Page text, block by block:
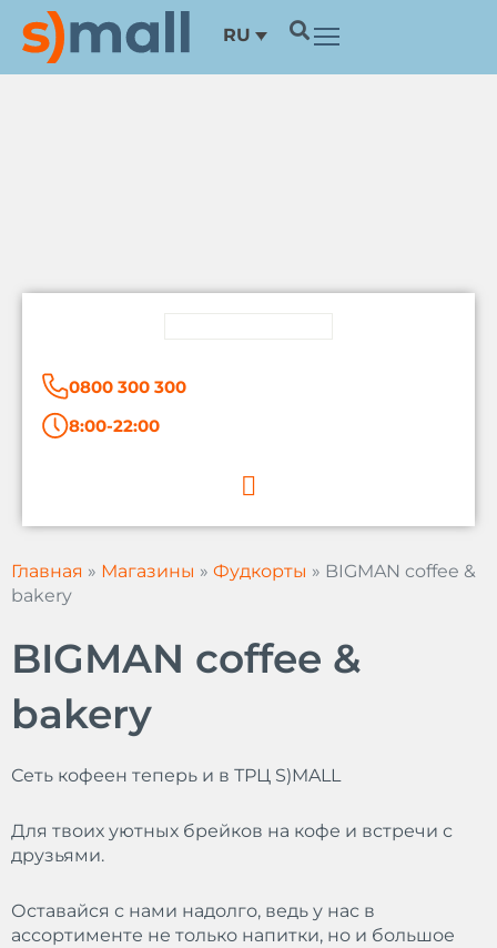
Перейти
содержимому
RU
0800 300 300
8:00-22:00
n
a
a
m
Главная » Магазины » Фудкорты » BIGMAN coffee &
bakery
BIGMAN coffee &
bakery
Сеть кофеен теперь и в ТРЦ S)MALL
Для твоих уютных брейков на кофе и встречи с
друзьями.
Оставайся с нами надолго, ведь у нас в
ассортименте не только напитки, но и большое